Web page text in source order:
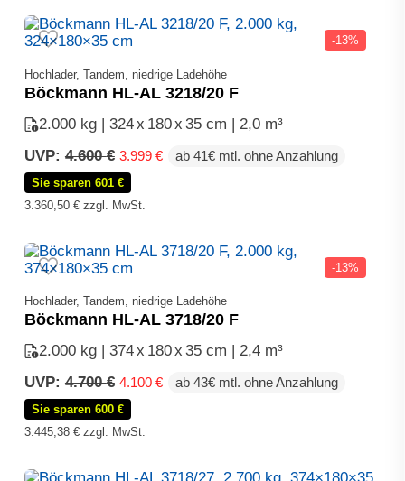
-13%
Hochlader, Tandem, niedrige Ladehöhe
Böckmann HL-AL 3218/20 F
2.000 kg | 324x180x35 cm | 2,0 m³
UVP: 4.600€ Ursprünglicher
Preis
war:
4.600 €
3.999 €
Aktueller
ab 41€ mtl. ohne Anzahlung
Sie sparen 601 €
3.360,50 €zzgl. MwSt.
-13%
Hochlader, Tandem, niedrige Ladehöhe
Böckmann HL-AL 3718/20 F
2.000 kg | 374x180x35 cm | 2,4 m³
UVP: 4.700€ Ursprünglicher
Preis
war:
4.700 €
4.100 €
Aktueller
ab 43€ mtl. ohne Anzahlung
Sie sparen 600 €
3.445,38 €zzgl. MwSt.